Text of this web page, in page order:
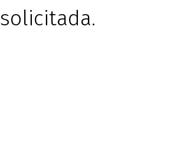
solicitada.